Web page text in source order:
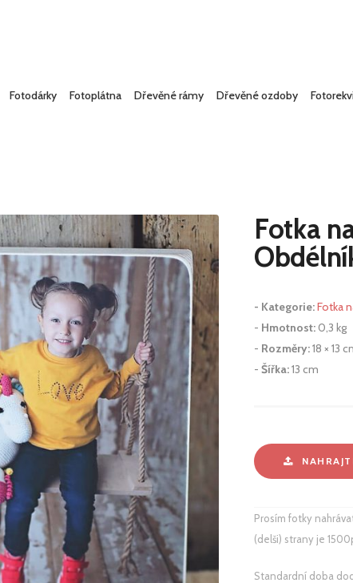
Fotodárky Fotoplátna Dřevěné rámy Dřevěné ozdoby
Fotka
Kategorie:Fotka
Hmotnost: 0,3 kg
Rozměry:18 × 13
Šířka:13 cm
Prosím fotky
(delši) strany je
Standardní doba